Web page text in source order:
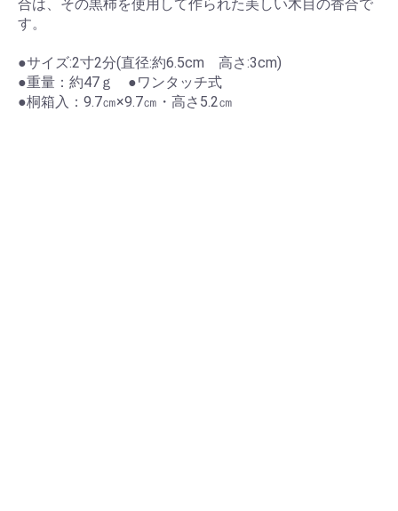
お買い物を続ける カートへ進む
合は、その黒柿を使用して作られた美しい木目の香合で
す。
●サイズ:2寸2分(直径:約6.5cm 高さ:3cm)
●重量：約47ｇ ●ワンタッチ式
●桐箱入：9.7㎝×9.7㎝・高さ5.2㎝